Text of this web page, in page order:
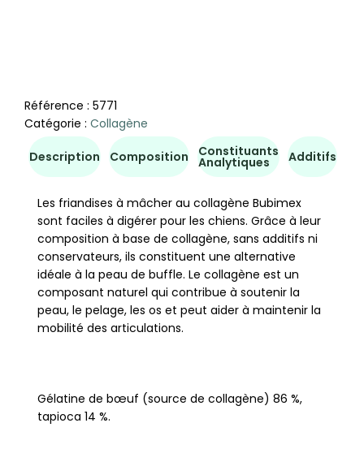
Référence : 5771
Catégorie : Collagène
Description Composition Constituants
Analytiques Additifs
Les friandises à mâcher au collagène Bubimex
sont faciles à digérer pour les chiens. Grâce à leur
composition à base de collagène, sans additifs ni
conservateurs, ils constituent une alternative
idéale à la peau de buffle. Le collagène est un
composant naturel qui contribue à soutenir la
peau, le pelage, les os et peut aider à maintenir la
mobilité des articulations.
Gélatine de bœuf (source de collagène) 86 %,
tapioca 14 %.